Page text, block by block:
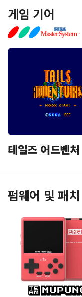
게임 기어
테일즈 어드벤처
펌웨어 및 패치